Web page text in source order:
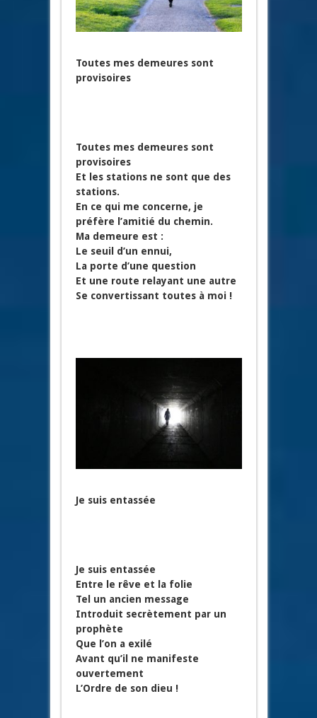
Toutes mes demeures sont
provisoires
Toutes mes demeures sont
provisoires
Et les stations ne sont que des
stations.
En ce qui me concerne, je
préfère l’amitié du chemin.
Ma demeure est :
Le seuil d’un ennui,
La porte d’une question
Et une route relayant une autre
Se convertissant toutes à moi !
Je suis entassée
Je suis entassée
Entre le rêve et la folie
Tel un ancien message
Introduit secrètement par un
prophète
Que l’on a exilé
Avant qu’il ne manifeste
ouvertement
L’Ordre de son dieu !